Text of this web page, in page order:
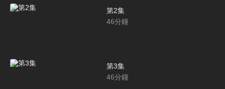
第2集
46分鐘
第3集
46分鐘